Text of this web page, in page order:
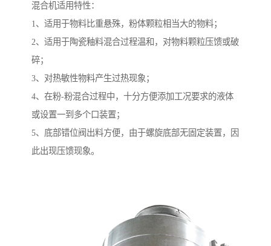
混合机适用特性：
1、适用于物料比重悬殊，粉体颗粒相当大的物料；
2、适用于陶瓷釉料混合过程温和，对物料颗粒压馈或破
碎；
3、对热敏性物料产生过热现象；
4、在粉-粉混合过程中，十分方便添加工况要求的液体
或设置一到多个口装置；
5、底部错位阀出料方便，由于螺旋底部无固定装置，因
此出现压馈现象。